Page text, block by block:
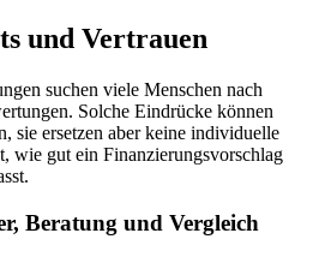
und Vertrauen
suchen viele Menschen nach
Solche Eindrücke können
sie ersetzen aber keine individuelle
wie gut ein Finanzierungsvorschlag
Beratung und Vergleich